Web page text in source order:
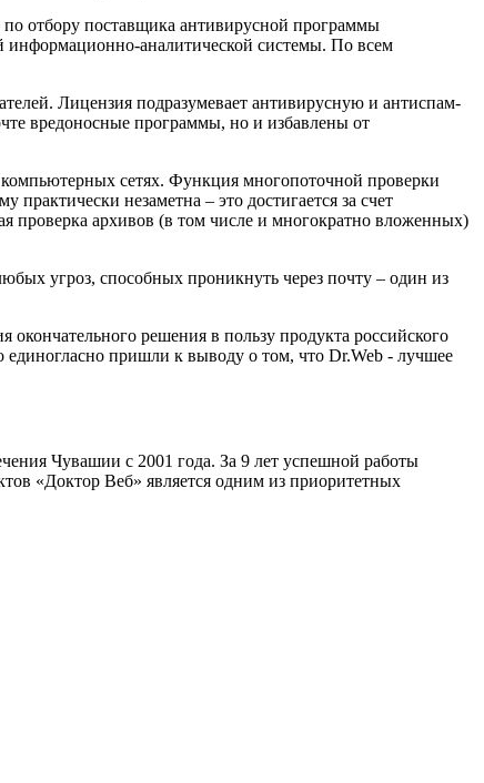
отбору поставщика антивирусной программы
информационно-аналитической системы. По всем
Лицензия подразумевает антивирусную и антиспам-
вредоносные программы, но и избавлены от
сетях. Функция многопоточной проверки
незаметна – это достигается за счет
проверка архивов (в том числе и многократно вложенных)
угроз, способных проникнуть через почту – один из
решения в пользу продукта российского
единогласно пришли к выводу о том, что Dr.Web - лучшее
Чувашии с 2001 года. За 9 лет успешной работы
«Доктор Веб» является одним из приоритетных